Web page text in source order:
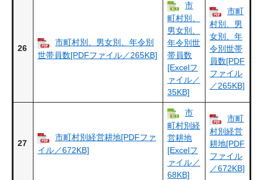
26
市町村別、男女別、年令別
世帯員数[PDFファイル／265KB]
市
町村別、
男女別、
年令別世
帯員数
[Excelフ
ァイル／
35KB]
市町
村別、男
女別、年
令別世帯
員数[PDF
ファイル
／265KB]
27
市町村別経営耕地[PDFファ
イル／672KB]
市
町村別経
営耕地
[Excelフ
ァイル／
68KB]
市町
村別経営
耕地[PDF
ファイル
／672KB]